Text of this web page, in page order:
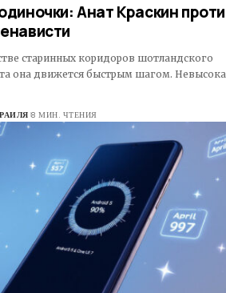
Анат Краскин
старинных коридоров шотландского
она движется быстрым шагом.
8 МИН. ЧТЕНИЯ